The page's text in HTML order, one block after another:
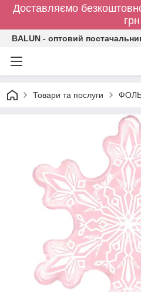
Доставляємо
грн
BALUN - оптовий
Товари та послуги